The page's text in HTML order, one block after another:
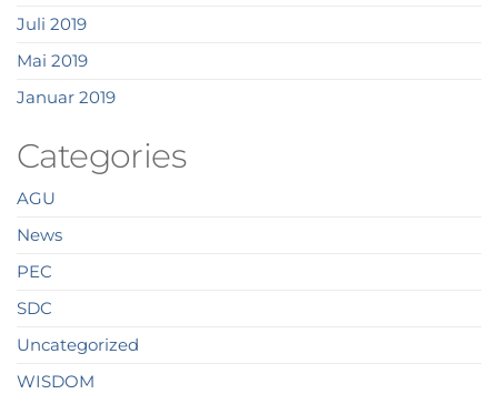
Juli 2019
Mai 2019
Januar 2019
Categories
AGU
News
PEC
SDC
Uncategorized
WISDOM